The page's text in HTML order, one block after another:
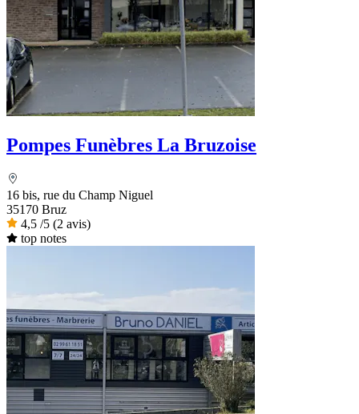
Pompes Funèbres La Bruzoise
16 bis, rue du Champ Niguel
35170 Bruz
4,5 /5 (2 avis)
top notes